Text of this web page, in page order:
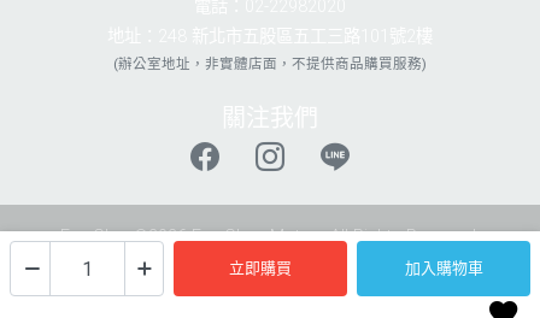
立即購買 加入購物車
(辦公室地址，非實體店面，不提供商品購買服務)
EverGlory©2026 EverGlory Motors.All Rights Reserved.